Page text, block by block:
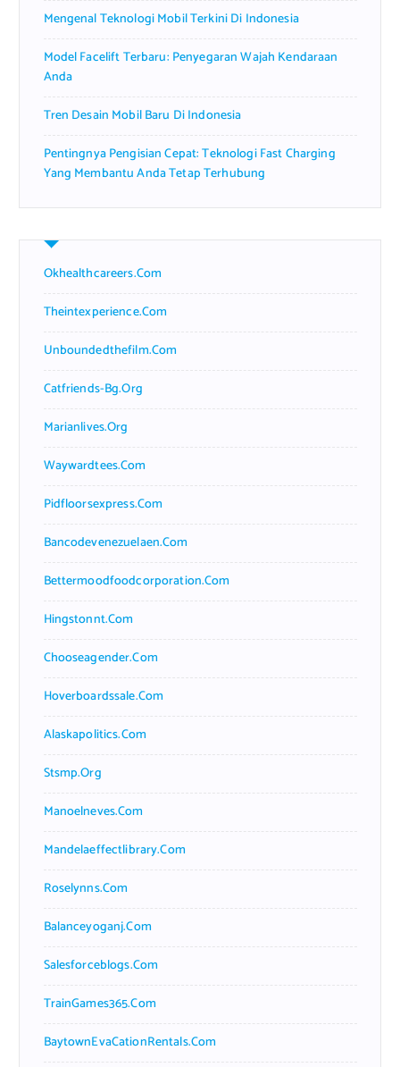
Mengenal Teknologi Mobil Terkini Di Indonesia
Model Facelift Terbaru: Penyegaran Wajah Kendaraan
Anda
Tren Desain Mobil Baru Di Indonesia
Pentingnya Pengisian Cepat: Teknologi Fast Charging
Yang Membantu Anda Tetap Terhubung
Okhealthcareers.com
Theintexperience.com
Unboundedthefilm.com
Catfriends-Bg.org
Marianlives.org
Waywardtees.com
Pidfloorsexpress.com
Bancodevenezuelaen.com
Bettermoodfoodcorporation.com
Hingstonnt.com
Chooseagender.com
Hoverboardssale.com
Alaskapolitics.com
Stsmp.org
Manoelneves.com
Mandelaeffectlibrary.com
Roselynns.com
Balanceyoganj.com
Salesforceblogs.com
TrainGames365.com
BaytownEvaCationRentals.com